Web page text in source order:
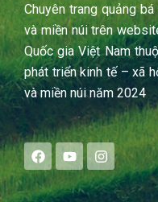
Chuyên trang quảng
và miền núi trên
Quốc gia Việt Nam
phát triển kinh tế – xã
và miền núi năm 2024
F
a
c
e
Y
o
u
t
I
n
s
t